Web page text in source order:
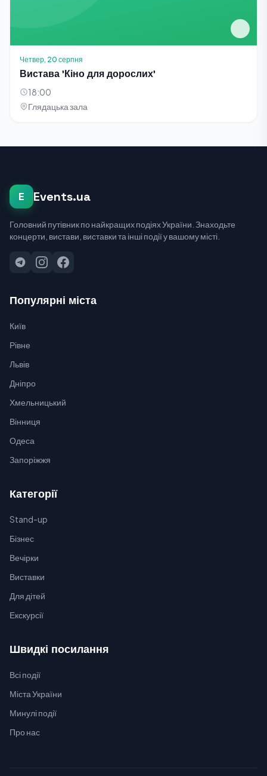
Четвер, 20 серпня
Вистава 'Кіно для дорослих'
18:00
Глядацька зала
E Events.ua
Головний путівник по найкращих подіях України. Знаходьте
концерти, вистави, виставки та інші події у вашому місті.
Популярні міста
Київ
Рівне
Львів
Дніпро
Хмельницький
Вінниця
Одеса
Запоріжжя
Категорії
Stand-up
Бізнес
Вечірки
Виставки
Для дітей
Екскурсії
Швидкі посилання
Всі події
Міста України
Минулі події
Про нас